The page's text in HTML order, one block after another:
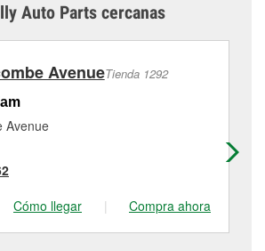
Auto Parts cercanas
AvenueTienda 1292
Avenue
Cómo llegar | Compra ahora